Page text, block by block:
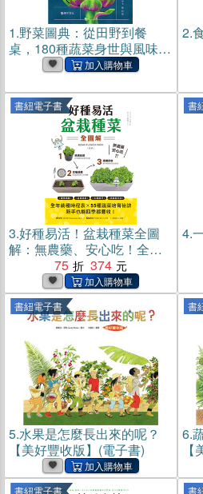
1.野菜圖典：從田野到餐
桌，180種蔬菜身世與風味
(電子書)
2.
書紐電子書
3.好種易活！盆栽種菜全圖
解：無農藥、安心吃！全年
栽種時程表X 55種蔬菜培育
祕訣，新手也能四季都豐收
(電子書)
75 374
書
4.
書紐電子書
5.水果是怎麼長出來的呢？
【美好豐收版】(電子書)
書
6.
書紐電子書 書